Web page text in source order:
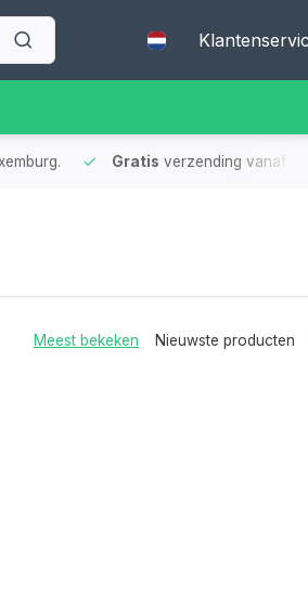
Gratis verzending vanaf
Meest bekeken Nieuwste producten